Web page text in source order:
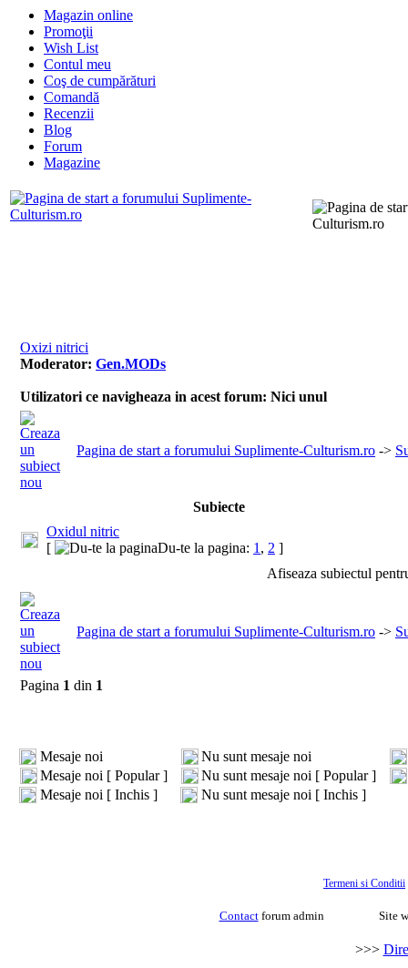
Magazin online
Promoţii
Wish List
Contul meu
Coş de cumpărături
Comandă
Recenzii
Blog
Forum
Magazine
Oxizi nitrici
Moderator: Gen.MODs
Utilizatori ce navigheaza in acest forum: Nici unul
Pagina de start a forumului Suplimente-Culturism.ro ->
Subiecte
Oxidul nitric
[
Du-te la pagina: 1 , 2 ]
Afiseaza subiectul
Pagina de start a forumului Suplimente-Culturism.ro ->
Pagina 1 din 1
Mesaje noi
Nu sunt mesaje noi
Mesaje noi [ Popular ]
Nu sunt mesaje noi [ Popular ]
Mesaje noi [ Inchis ]
Nu sunt mesaje noi [ Inchis ]
Termeni si Conditii
Contactforum admin Site
>>>